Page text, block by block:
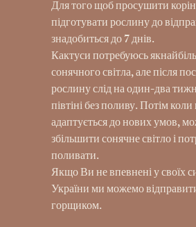
Для того щоб просушити
підготувати рослину до
знадобиться до 7 днів.
Кактуси потребуюсь
сонячного світла, але після
рослину слід на один-два
півтіні без поливу. Потім
адаптується до нових умов,
збільшити сонячне світло і
поливати.
Якщо Ви не впевнені у своїх
України ми можемо
горщиком.